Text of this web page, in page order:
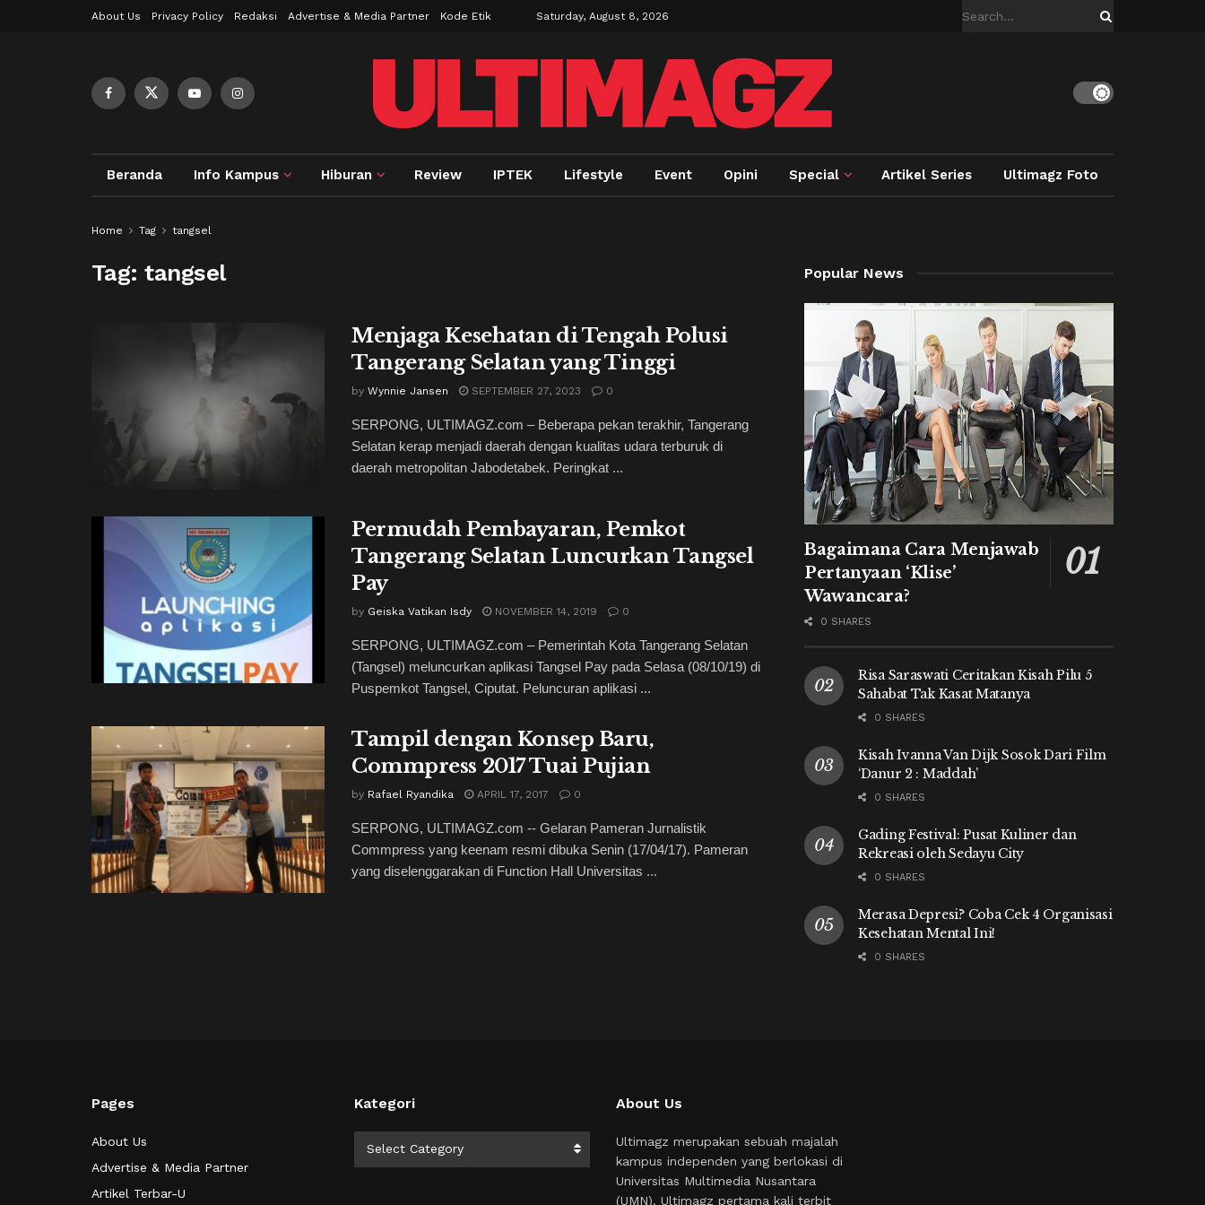
About Us Privacy Policy Redaksi Advertise & Media Partner Kode Etik Saturday, August 8, 2026
Beranda Info Kampus Hiburan Review IPTEK Lifestyle Event Opini Special Artikel Series Ultimagz Foto
Home Tag tangsel
Tag:tangsel
Menjaga Kesehatan di Tengah Polusi
Tangerang Selatan yang Tinggi
by Wynnie Jansen SEPTEMBER 27, 2023 0
SERPONG, ULTIMAGZ.com – Beberapa pekan terakhir, Tangerang
Selatan kerap menjadi daerah dengan kualitas udara terburuk di
daerah metropolitan Jabodetabek. Peringkat ...
Permudah Pembayaran, Pemkot
Tangerang Selatan Luncurkan Tangsel
Pay
by Geiska Vatikan Isdy NOVEMBER 14, 2019 0
SERPONG, ULTIMAGZ.com – Pemerintah Kota Tangerang Selatan
(Tangsel) meluncurkan aplikasi Tangsel Pay pada Selasa (08/10/19) di
Puspemkot Tangsel, Ciputat. Peluncuran aplikasi ...
Tampil dengan Konsep Baru,
Commpress 2017 Tuai Pujian
by Rafael Ryandika APRIL 17, 2017 0
SERPONG, ULTIMAGZ.com -- Gelaran Pameran Jurnalistik
Commpress yang keenam resmi dibuka Senin (17/04/17). Pameran
yang diselenggarakan di Function Hall Universitas ...
Popular News
Bagaimana Cara Menjawab
Pertanyaan ‘Klise’
Wawancara?
0 SHARES
Risa Saraswati Ceritakan Kisah Pilu 5
Sahabat Tak Kasat Matanya
0 SHARES
Kisah Ivanna Van Dijk Sosok Dari Film
‘Danur 2 : Maddah’
0 SHARES
Gading Festival: Pusat Kuliner dan
Rekreasi oleh Sedayu City
0 SHARES
Merasa Depresi? Coba Cek 4 Organisasi
Kesehatan Mental Ini!
0 SHARES
Pages
About Us
Advertise & Media Partner
Artikel Terbar-U
Kategori
Select Category
About Us
Ultimagz merupakan sebuah majalah
kampus independen yang berlokasi di
Universitas Multimedia Nusantara
(UMN). Ultimagz pertama kali terbit